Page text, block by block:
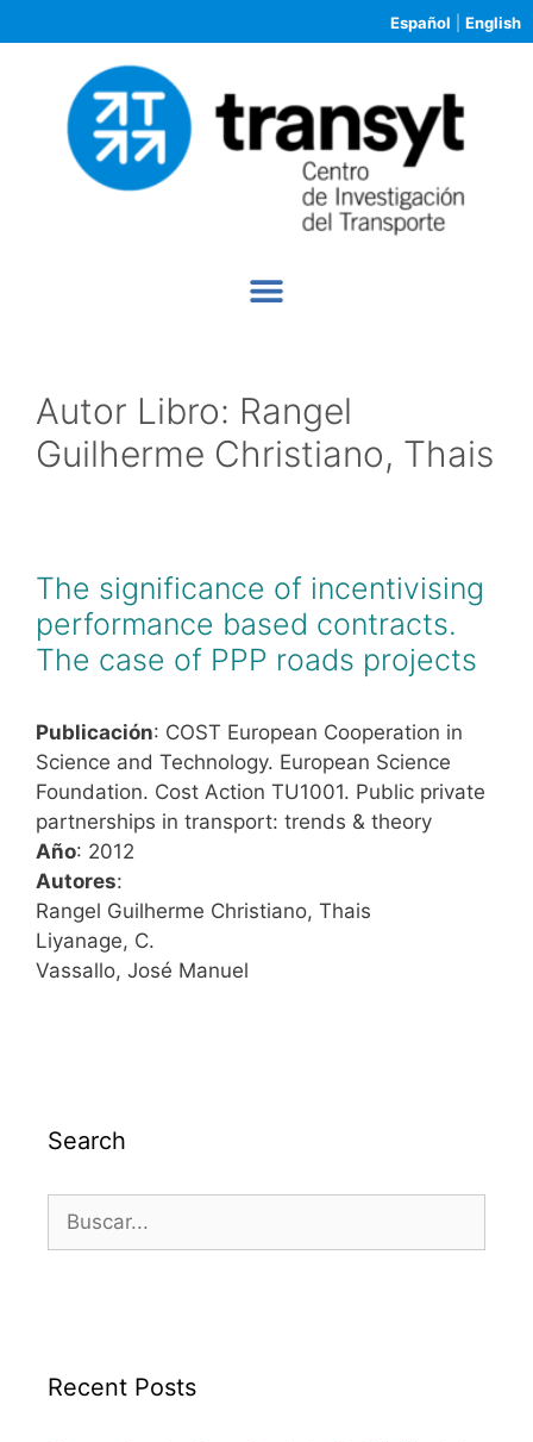
Español English
Autor Libro: Rangel
Guilherme Christiano, Thais
The significance of incentivising
performance based contracts.
The case of PPP roads projects
Publicación: COST European Cooperation in
Science and Technology. European Science
Foundation. Cost Action TU1001. Public private
partnerships in transport: trends & theory
Año: 2012
Autores:
Rangel Guilherme Christiano, Thais
Liyanage, C.
Vassallo, José Manuel
Search
Recent Posts